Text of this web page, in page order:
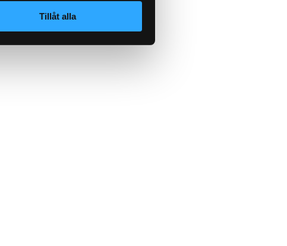
Tillåt alla